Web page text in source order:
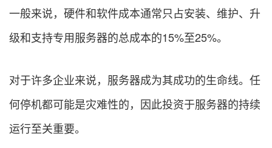
一般来说，硬件和软件成本通常只占安装、维护、升
级和支持专用服务器的总成本的15%至25%。
对于许多企业来说，服务器成为其成功的生命线。任
何停机都可能是灾难性的，因此投资于服务器的持续
运行至关重要。